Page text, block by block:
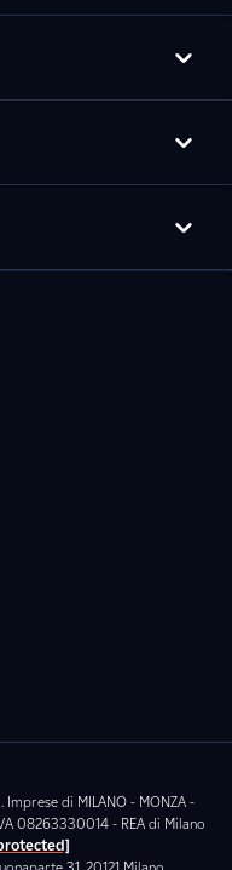
Imprese di MILANO - MONZA -
08263330014 - REA di Milano